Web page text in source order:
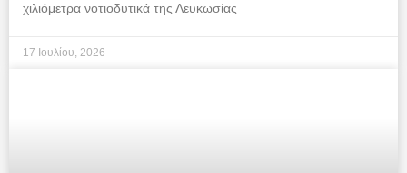
χιλιόμετρα νοτιοδυτικά της Λευκωσίας
17 Ιουλίου, 2026